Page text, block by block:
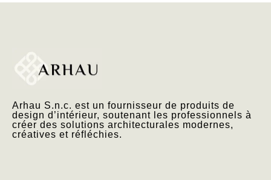
Arhau S.n.c. est un fournisseur de produits de
design d’intérieur, soutenant les professionnels à
créer des solutions architecturales modernes,
créatives et réfléchies.